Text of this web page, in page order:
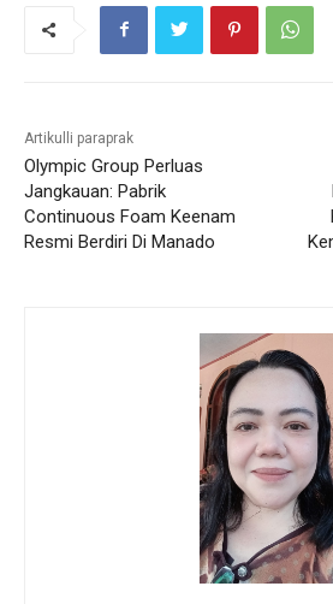
Artikulli paraprak
Olympic Group Perluas
Jangkauan: Pabrik
Continuous Foam Keenam
Resmi Berdiri Di Manado